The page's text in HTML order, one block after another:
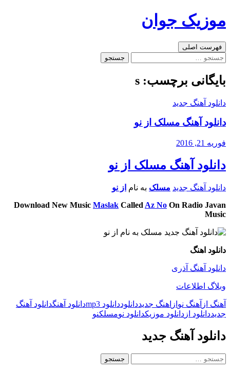
به
موزیک جوان
جست‌وجو
فهرست اصلی
جستجو
بایگانی برچسب: s
دانلود آهنگ جدید
دانلود آهنگ مسلک از نو
فوریه 21, 2016
دانلود آهنگ مسلک از نو
دانلود آهنگ جدید مسلک به نام از نو
Download New Music Maslak Called Az No On Radio Javan
Music
دانلود اهنگ
دانلود آهنگ آذری
وبلاگ اطلاعات
آهنگ از آهنگ نو از اهنگ جدیددانلوددانلود mp3 دانلود آهنگدانلود آهنگ
جدیددانلود از دانلود موزیکدانلود نومسلکنو
دانلود آهنگ جدید
جستجو